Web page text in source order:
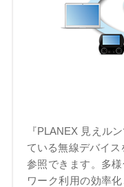
『PLANEX 見えル
ている無線デバイス
参照できます。多
ワーク利用の効率